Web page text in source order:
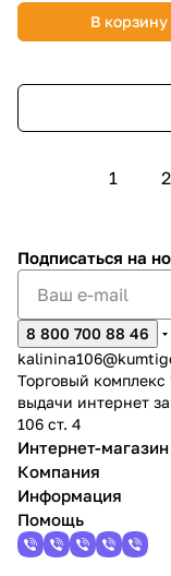
В корзину
1 2
Подписаться на
8 800 700 88 46
Торговый
выдачи интернет
106 ст. 4
Интернет-магазин
Компания
Информация
Помощь